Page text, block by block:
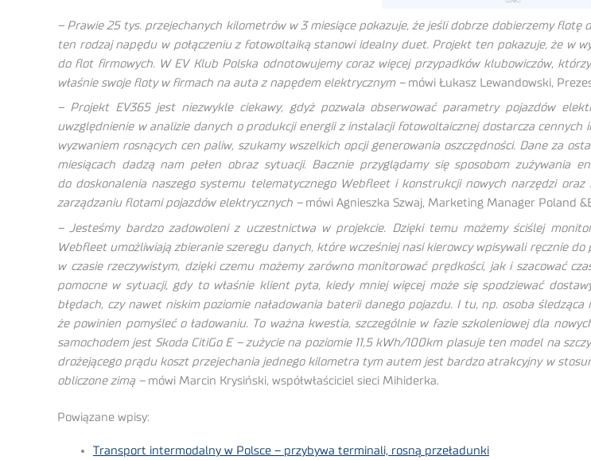
– Prawie 25 tys. przejechanych kilometrów w 3 miesiące pokazuje, że jeśli dobrze dobierzemy
ten rodzaj napędu w połączeniu z fotowoltaiką stanowi idealny duet. Projekt ten pokazuje, że w
do flot firmowych. W EV Klub Polska odnotowujemy coraz więcej przypadków klubowiczów,
właśnie swoje floty w firmach na auta z napędem elektrycznym –mówi Łukasz Lewandowski,
– Projekt EV365 jest niezwykle ciekawy, gdyż pozwala obserwować parametry pojazdów
uwzględnienie w analizie danych o produkcji energii z instalacji fotowoltaicznej dostarcza
wyzwaniem rosnących cen paliw, szukamy wszelkich opcji generowania oszczędności. Dane za
miesiącach dadzą nam pełen obraz sytuacji. Bacznie przyglądamy się sposobom zużywania
do doskonalenia naszego systemu telematycznego Webfleet i konstrukcji nowych narzędzi
zarządzaniu flotami pojazdów elektrycznych –mówi Agnieszka Szwaj, Marketing Manager Poland
– Jesteśmy bardzo zadowoleni z uczestnictwa w projekcie. Dzięki temu możemy ściślej
Webfleet umożliwiają zbieranie szeregu danych, które wcześniej nasi kierowcy wpisywali ręcznie
w czasie rzeczywistym, dzięki czemu możemy zarówno monitorować prędkości, jak i szacować
pomocne w sytuacji, gdy to właśnie klient pyta, kiedy mniej więcej może się spodziewać
błędach, czy nawet niskim poziomie naładowania baterii danego pojazdu. I tu, np. osoba
że powinien pomyśleć o ładowaniu. To ważna kwestia, szczególnie w fazie szkoleniowej dla
samochodem jest Skoda CitiGo E – zużycie na poziomie 11,5 kWh/100km plasuje ten model na
drożejącego prądu koszt przejechania jednego kilometra tym autem jest bardzo atrakcyjny w
obliczone zimą –mówi Marcin Krysiński, współwłaściciel sieci Mihiderka.
Powiązane wpisy:
Transport intermodalny w Polsce – przybywa terminali, rosną przeładunki